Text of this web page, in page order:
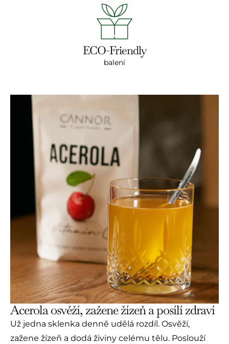
ECO-Friendly
balení
Acerola osvěží, zažene žízeň a posílí zdraví
Už jedna sklenka denně udělá rozdíl. Osvěží,
zažene žízeň a dodá živiny celému tělu. Poslouží